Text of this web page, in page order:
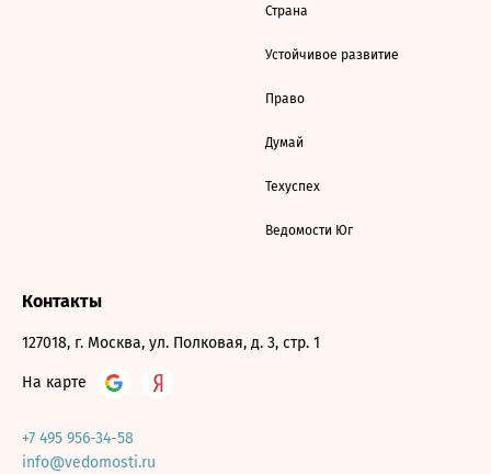
Страна
Устойчивое развитие
Право
Думай
Техуспех
Ведомости Юг
Контакты
127018, г. Москва, ул. Полковая, д. 3, стр. 1
На карте
+7 495 956-34-58
info@vedomosti.ru